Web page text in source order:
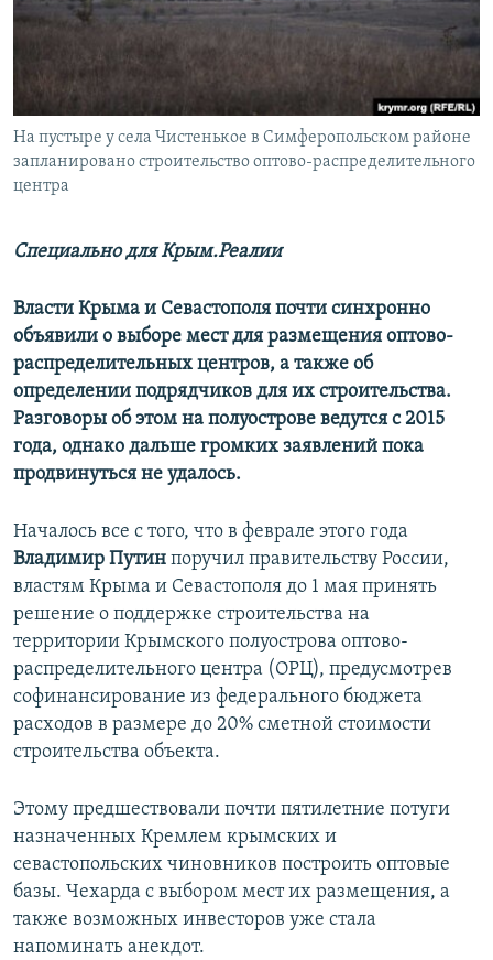
ПОБЕДИТЕЛЕЙ НЕ СУДЯТ?
КРЫМ.НЕПОКОРЕННЫЙ
ELIFBE
УКРАИНСКАЯ ПРОБЛЕМА КРЫМА
ПРИСОЕДИНЯЙТЕСЬ!
Все сайты RFE/RL
На пустыре у села Чистенькое в Симферопольском районе
запланировано строительство оптово-распределительного
центра
Специально для Крым.Реалии
Власти Крыма и Севастополя почти синхронно
объявили о выборе мест для размещения оптово-
распределительных центров, а также об
определении подрядчиков для их строительства.
Разговоры об этом на полуострове ведутся с 2015
года, однако дальше громких заявлений пока
продвинуться не удалось.
Началось все с того, что в феврале этого года
Владимир Путин поручил правительству России,
властям Крыма и Севастополя до 1 мая принять
решение о поддержке строительства на
территории Крымского полуострова оптово-
распределительного центра (ОРЦ), предусмотрев
софинансирование из федерального бюджета
расходов в размере до 20% сметной стоимости
строительства объекта.
Этому предшествовали почти пятилетние потуги
назначенных Кремлем крымских и
севастопольских чиновников построить оптовые
базы. Чехарда с выбором мест их размещения, а
также возможных инвесторов уже стала
напоминать анекдот.